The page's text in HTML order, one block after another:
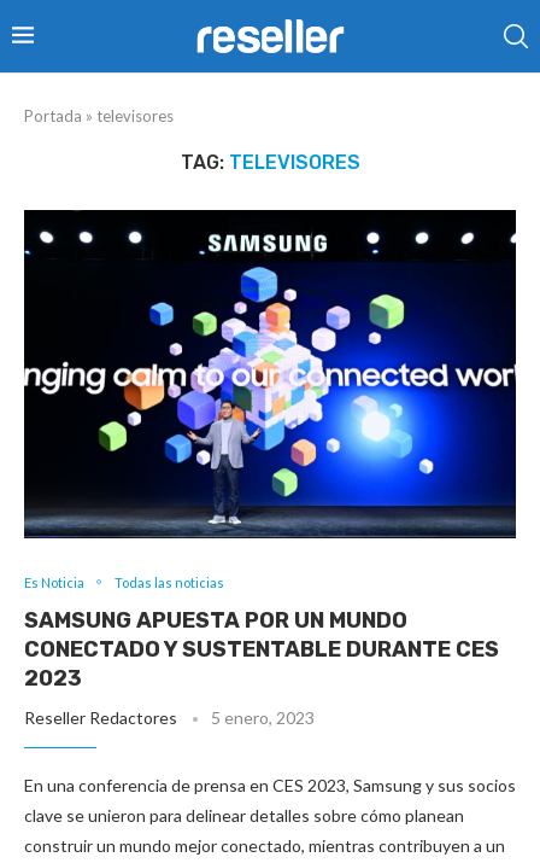
Portada » televisores
TAG: TELEVISORES
Es Noticia Todas las noticias
SAMSUNG APUESTA POR UN MUNDO
CONECTADO Y SUSTENTABLE DURANTE CES
2023
Reseller Redactores 5 enero, 2023
En una conferencia de prensa en CES 2023, Samsung y sus socios
clave se unieron para delinear detalles sobre cómo planean
construir un mundo mejor conectado, mientras contribuyen a un